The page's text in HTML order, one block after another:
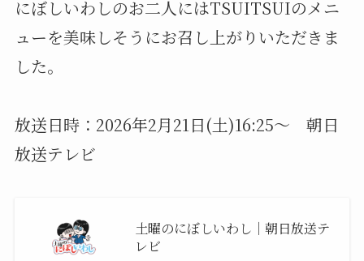
にぼしいわしのお二人にはTSUITSUIのメニ
ューを美味しそうにお召し上がりいただきま
した。
放送日時：2026年2月21日(土)16:25～ 朝日
放送テレビ
土曜のにぼしいわし｜朝日放送テ
レビ